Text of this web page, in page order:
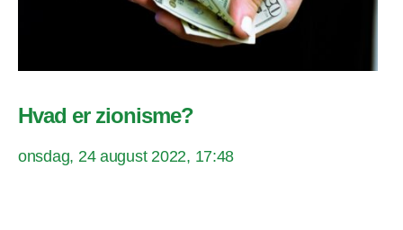
Hvad er zionisme?
onsdag, 24 august 2022, 17:48